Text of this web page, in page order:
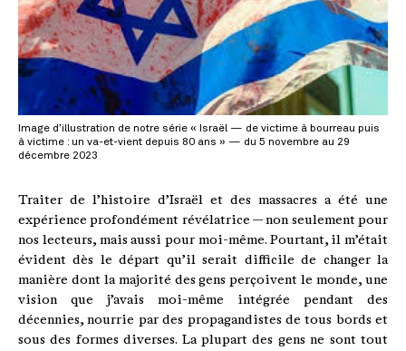
Image d’illustration de notre série « Israël — de victime à bourreau puis
à victime : un va-et-vient depuis 80 ans » — du 5 novembre au 29
décembre 2023
Traiter de l’histoire d’Israël et des massacres a été une
expérience profondément révélatrice — non seulement pour
nos lecteurs, mais aussi pour moi-même. Pourtant, il m’était
évident dès le départ qu’il serait difficile de changer la
manière dont la majorité des gens perçoivent le monde, une
vision que j’avais moi-même intégrée pendant des
décennies, nourrie par des propagandistes de tous bords et
sous des formes diverses. La plupart des gens ne sont tout